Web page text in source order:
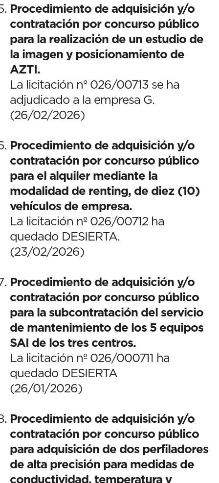
Procedimiento de adquisición y/o
contratación por concurso público
para la realización de un estudio de
la imagen y posicionamiento de
AZTI.
La licitación nº 026/00713 se ha
adjudicado a la empresa G.
(26/02/2026)
Procedimiento de adquisición y/o
contratación por concurso público
para el alquiler mediante la
modalidad de renting, de diez (10)
vehículos de empresa.
La licitación nº 026/00712 ha
quedado DESIERTA.
(23/02/2026)
Procedimiento de adquisición y/o
contratación por concurso público
para la subcontratación del servicio
de mantenimiento de los 5 equipos
SAI de los tres centros.
La licitación nº 026/000711 ha
quedado DESIERTA
(26/01/2026)
Procedimiento de adquisición y/o
contratación por concurso público
para adquisición de dos perfiladores
de alta precisión para medidas de
conductividad, temperatura y